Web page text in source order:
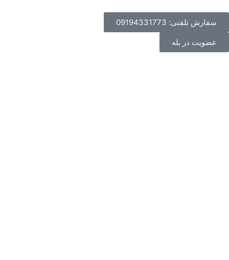
سفارش تلفنی: 09194331773
عضویت در بله